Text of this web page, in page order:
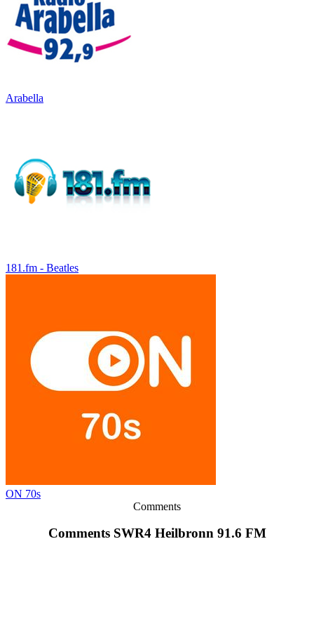
Arabella
181.fm - Beatles
ON 70s
Comments
Comments SWR4 Heilbronn 91.6 FM